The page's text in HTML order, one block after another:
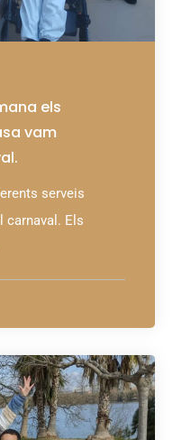
els
vam
serveis
carnaval. Els